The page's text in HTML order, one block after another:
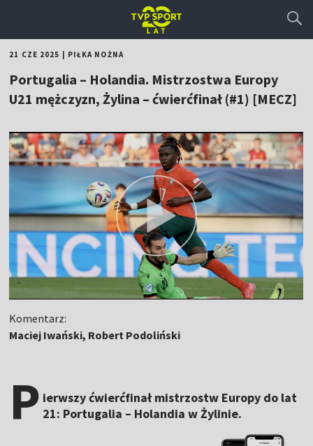
21 CZE 2025 PIŁKA NOŻNA
Portugalia – Holandia. Mistrzostwa Europy
U21 mężczyzn, Żylina – ćwierćfinał (#1) [MECZ]
Komentarz:
Maciej Iwański, Robert Podoliński
P ierwszy ćwierćfinał mistrzostw Europy do lat
21: Portugalia – Holandia w Żylinie.